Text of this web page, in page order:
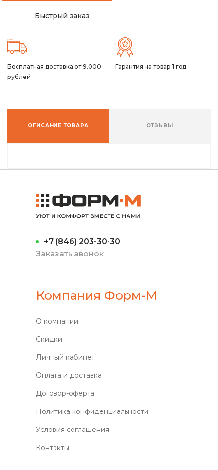
Быстрый заказ
Бесплатная доставка от 9.000
рублей
Гарантия на товар 1 год
ОПИСАНИЕ ТОВАРА ОТЗЫВЫ
+7 (846) 203-30-30
Заказать звонок
Компания Форм-М
О компании
Скидки
Личный кабинет
Оплата и доставка
Договор-оферта
Политика конфиденциальности
Условия соглашения
Контакты